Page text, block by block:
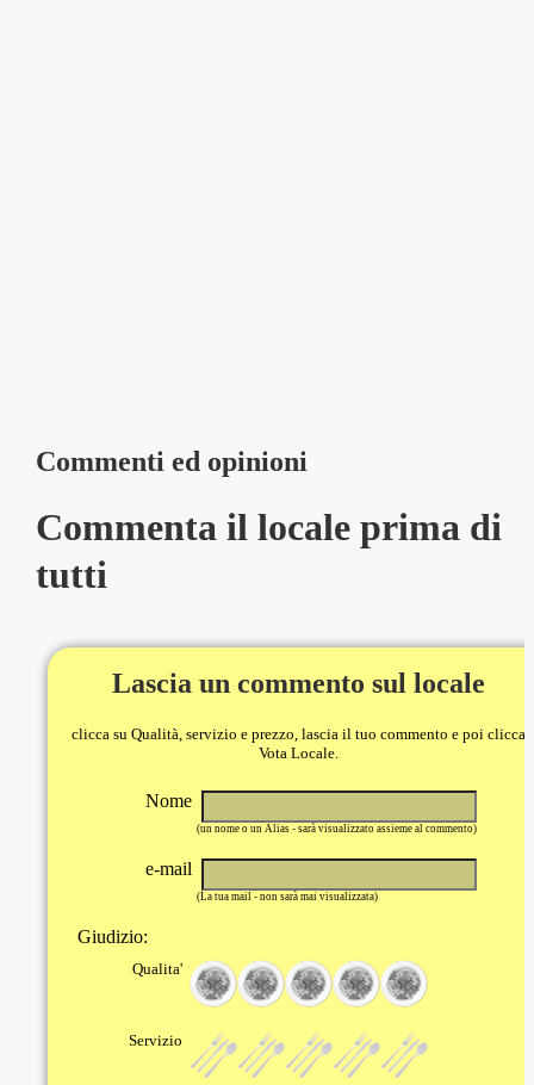
Commenti ed opinioni
Commenta il locale prima di
tutti
Lascia un commento sul locale
clicca su Qualità, servizio e prezzo, lascia il tuo commento e poi clicca
Vota Locale.
Nome
(un nome o un Alias - sarà visualizzato assieme al commento)
e-mail
(La tua mail - non sarà mai visualizzata)
Giudizio:
Qualita'
Servizio